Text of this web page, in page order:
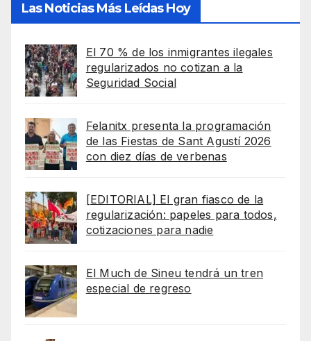
Las Noticias Más Leídas Hoy
El 70 % de los inmigrantes ilegales
regularizados no cotizan a la
Seguridad Social
Felanitx presenta la programación
de las Fiestas de Sant Agustí 2026
con diez días de verbenas
[EDITORIAL] El gran fiasco de la
regularización: papeles para todos,
cotizaciones para nadie
El Much de Sineu tendrá un tren
especial de regreso